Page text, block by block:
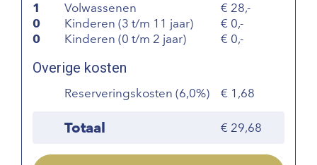
1 Volwassenen
28,-
0
Kinderen (3 t/m 11 jaar)
0,-
0
Kinderen (0 t/m 2 jaar) 0,-
Overige kosten
Reserveringskosten (6,0%) 1,68
Totaal 29,68